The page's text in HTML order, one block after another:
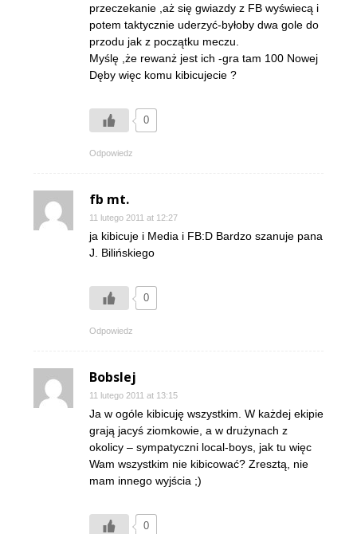
przeczekanie ,aż się gwiazdy z FB wyświecą i
potem taktycznie uderzyć-byłoby dwa gole do
przodu jak z początku meczu.
Myślę ,że rewanż jest ich -gra tam 100 Nowej
Dęby więc komu kibicujecie ?
0
Odpowiedz
fb mt.
11 lutego 2011 at 12:27
ja kibicuje i Media i FB:D Bardzo szanuje pana
J. Bilińskiego
0
Odpowiedz
Bobslej
11 lutego 2011 at 13:15
Ja w ogóle kibicuję wszystkim. W każdej ekipie
grają jacyś ziomkowie, a w drużynach z
okolicy – sympatyczni local-boys, jak tu więc
Wam wszystkim nie kibicować? Zresztą, nie
mam innego wyjścia ;)
0